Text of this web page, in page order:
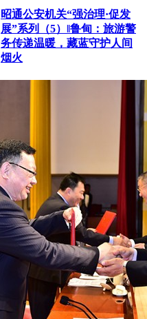
昭通公安机关“强治理·促发
展”系列（5）‖鲁甸：旅游警
务传递温暖，藏蓝守护人间
烟火